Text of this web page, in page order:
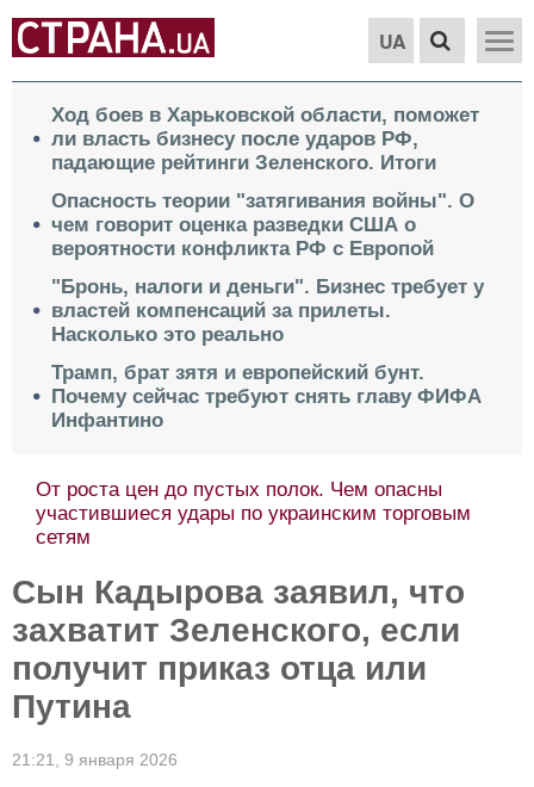
UA
Ход боев в Харьковской области, поможет
ли власть бизнесу после ударов РФ,
падающие рейтинги Зеленского. Итоги
Опасность теории "затягивания войны". О
чем говорит оценка разведки США о
вероятности конфликта РФ с Европой
"Бронь, налоги и деньги". Бизнес требует у
властей компенсаций за прилеты.
Насколько это реально
Трамп, брат зятя и европейский бунт.
Почему сейчас требуют снять главу ФИФА
Инфантино
От роста цен до пустых полок. Чем опасны
участившиеся удары по украинским торговым
сетям
Cын Кадырова заявил, что
захватит Зеленского, если
получит приказ отца или
Путина
21:21, 9 января 2026